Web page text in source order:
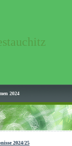
2024
2024/25